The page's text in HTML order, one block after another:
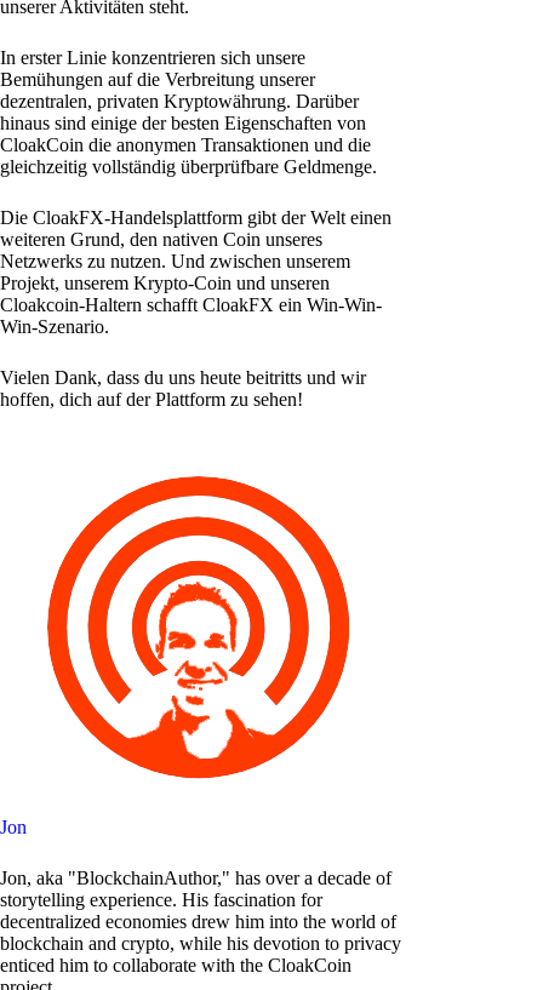
unserer Aktivitäten steht.
In erster Linie konzentrieren sich unsere
Bemühungen auf die Verbreitung unserer
dezentralen, privaten Kryptowährung. Darüber
hinaus sind einige der besten Eigenschaften von
CloakCoin die anonymen Transaktionen und die
gleichzeitig vollständig überprüfbare Geldmenge.
Die CloakFX-Handelsplattform gibt der Welt einen
weiteren Grund, den nativen Coin unseres
Netzwerks zu nutzen. Und zwischen unserem
Projekt, unserem Krypto-Coin und unseren
Cloakcoin-Haltern schafft CloakFX ein Win-Win-
Win-Szenario.
Vielen Dank, dass du uns heute beitritts und wir
hoffen, dich auf der Plattform zu sehen!
Jon
Jon, aka "BlockchainAuthor," has over a decade of
storytelling experience. His fascination for
decentralized economies drew him into the world of
blockchain and crypto, while his devotion to privacy
enticed him to collaborate with the CloakCoin